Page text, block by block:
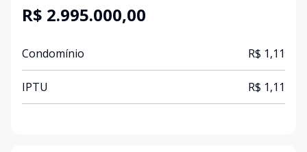
R$ 2.995.000,00
Condomínio R$ 1,11
IPTU R$ 1,11